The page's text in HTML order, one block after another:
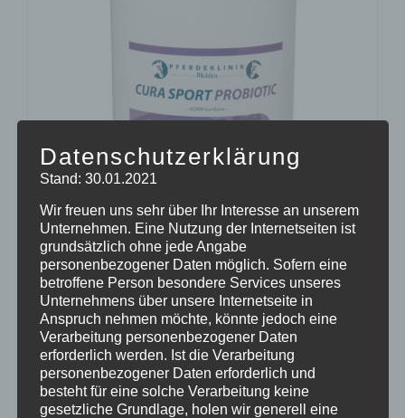
CURA SPORT PROBIOTIC
45,77€ Enthält 7% Mehrwertsteuer zzgl.
Lieferzeit: sofort lieferbar
In den Warenkorb
Datenschutzerklärung
Stand: 30.01.2021
Wir freuen uns sehr über Ihr Interesse an unserem
Unternehmen. Eine Nutzung der Internetseiten ist
grundsätzlich ohne jede Angabe
personenbezogener Daten möglich. Sofern eine
betroffene Person besondere Services unseres
Unternehmens über unsere Internetseite in
Anspruch nehmen möchte, könnte jedoch eine
Verarbeitung personenbezogener Daten
erforderlich werden. Ist die Verarbeitung
personenbezogener Daten erforderlich und
besteht für eine solche Verarbeitung keine
gesetzliche Grundlage, holen wir generell eine